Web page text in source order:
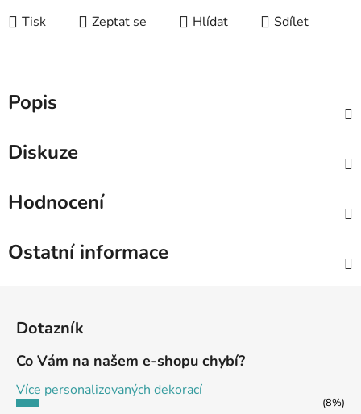
Tisk Zeptat se Hlídat Sdílet
Popis
Diskuze
Hodnocení
Ostatní informace
Dotazník
Co Vám na našem e-shopu chybí?
Více personalizovaných dekorací
(8%)